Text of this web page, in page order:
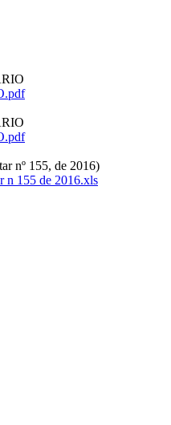
nº 155, de 2016)
n 155 de 2016.xls